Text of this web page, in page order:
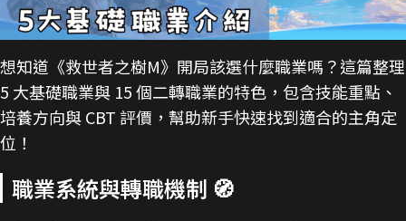
想知道《救世者之樹M》開局該選什麼職業嗎？這篇整理
5 大基礎職業與 15 個二轉職業的特色，包含技能重點、
培養方向與 CBT 評價，幫助新手快速找到適合的主角定
位！
職業系統與轉職機制 🧭